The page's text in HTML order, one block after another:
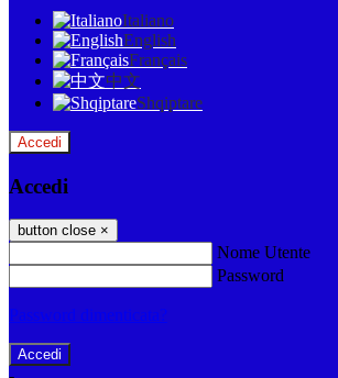
Italiano
English
Français
中文
Shqiptare
Accedi
Accedi
button close ×
Nome Utente
Password
Password dimenticata?